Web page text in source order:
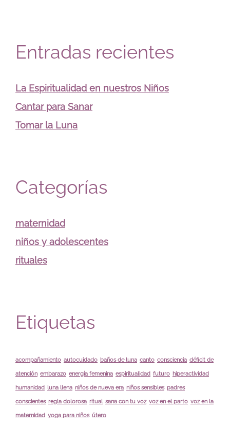
Entradas recientes
La Espiritualidad en nuestros Niños
Cantar para Sanar
Tomar la Luna
Categorías
maternidad
niños y adolescentes
rituales
Etiquetas
acompañamiento autocuidado baños de luna canto consciencia déficit de
atención embarazo energía femenina espiritualidad futuro hiperactividad
humanidad luna llena niños de nueva era niños sensibles padres
conscientes regla dolorosa ritual sana con tu voz voz en el parto voz en la
maternidad yoga para niños útero